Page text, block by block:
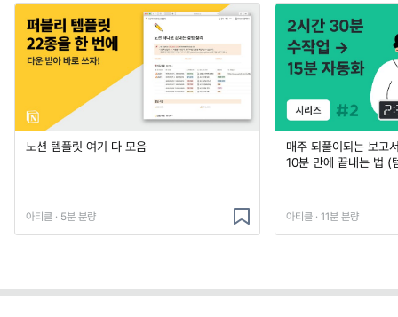
노션 템플릿 여기 다 모음
아티클 · 5분 분량
매주 되풀이되는 보고
10분 만에 끝내는 법 (
아티클 · 11분 분량